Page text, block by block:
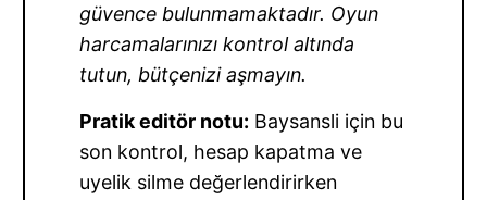
güvence bulunmamaktadır. Oyun
harcamalarınızı kontrol altında
tutun, bütçenizi aşmayın.
Pratik editör notu: Baysansli için bu
son kontrol, hesap kapatma ve
uyelik silme değerlendirirken